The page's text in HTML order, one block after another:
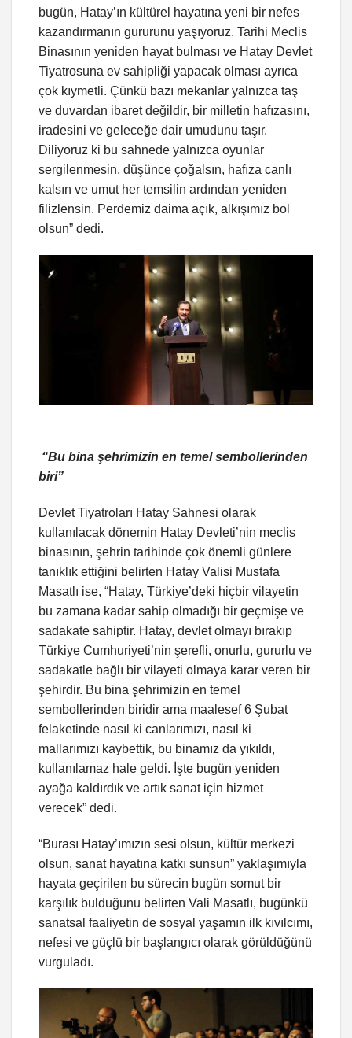
bugün, Hatay’ın kültürel hayatına yeni bir nefes
kazandırmanın gururunu yaşıyoruz. Tarihi Meclis
Binasının yeniden hayat bulması ve Hatay Devlet
Tiyatrosuna ev sahipliği yapacak olması ayrıca
çok kıymetli. Çünkü bazı mekanlar yalnızca taş
ve duvardan ibaret değildir, bir milletin hafızasını,
iradesini ve geleceğe dair umudunu taşır.
Diliyoruz ki bu sahnede yalnızca oyunlar
sergilenmesin, düşünce çoğalsın, hafıza canlı
kalsın ve umut her temsilin ardından yeniden
filizlensin. Perdemiz daima açık, alkışımız bol
olsun” dedi.
“Bu bina şehrimizin en temel sembollerinden
biri”
Devlet Tiyatroları Hatay Sahnesi olarak
kullanılacak dönemin Hatay Devleti’nin meclis
binasının, şehrin tarihinde çok önemli günlere
tanıklık ettiğini belirten Hatay Valisi Mustafa
Masatlı ise, “Hatay, Türkiye’deki hiçbir vilayetin
bu zamana kadar sahip olmadığı bir geçmişe ve
sadakate sahiptir. Hatay, devlet olmayı bırakıp
Türkiye Cumhuriyeti’nin şerefli, onurlu, gururlu ve
sadakatle bağlı bir vilayeti olmaya karar veren bir
şehirdir. Bu bina şehrimizin en temel
sembollerinden biridir ama maalesef 6 Şubat
felaketinde nasıl ki canlarımızı, nasıl ki
mallarımızı kaybettik, bu binamız da yıkıldı,
kullanılamaz hale geldi. İşte bugün yeniden
ayağa kaldırdık ve artık sanat için hizmet
verecek” dedi.
“Burası Hatay’ımızın sesi olsun, kültür merkezi
olsun, sanat hayatına katkı sunsun” yaklaşımıyla
hayata geçirilen bu sürecin bugün somut bir
karşılık bulduğunu belirten Vali Masatlı, bugünkü
sanatsal faaliyetin de sosyal yaşamın ilk kıvılcımı,
nefesi ve güçlü bir başlangıcı olarak görüldüğünü
vurguladı.